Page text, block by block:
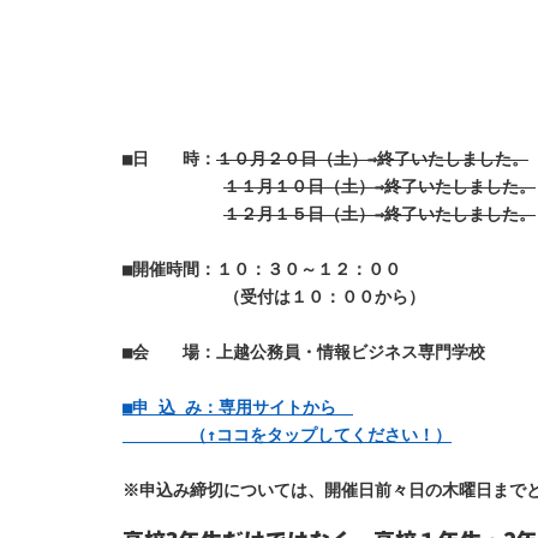
■日　　時： １０月２０日（土）⇒終了いたしました。
１１月１０日（土）⇒終了いたしました。
１２月１５日（土）⇒終了いたしました。
■開催時間：１０：３０～１２：００
（受付は１０：００から）
■会　　場：上越公務員・情報ビジネス専門学校
■申 込 み：専用サイトから
（↑ココをタップしてください！）
※申込み締切については、開催日前々日の木曜日まで